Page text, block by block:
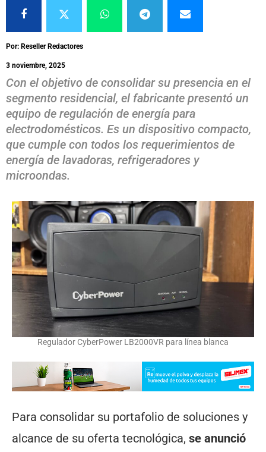
Por: Reseller Redactores
3 noviembre, 2025
Con el objetivo de consolidar su presencia en el
segmento residencial, el fabricante presentó un
equipo de regulación de energía para
electrodomésticos. Es un dispositivo compacto,
que cumple con todos los requerimientos de
energía de lavadoras, refrigeradores y
microondas.
Regulador CyberPower LB2000VR para línea blanca
Para consolidar su portafolio de soluciones y
alcance de su oferta tecnológica, se anunció